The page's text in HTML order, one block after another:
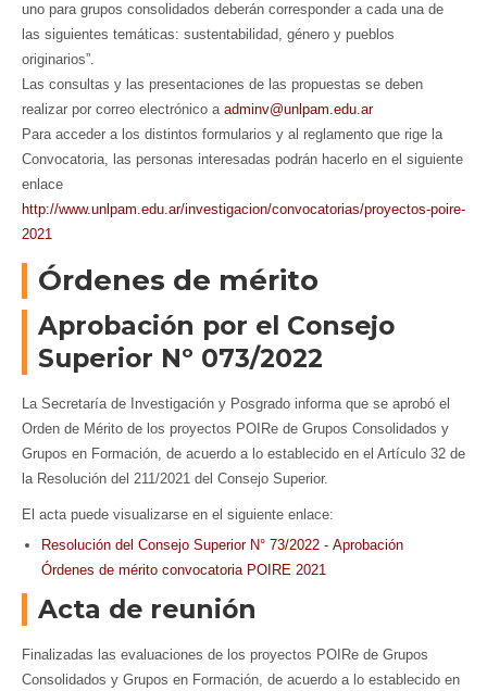
uno para grupos consolidados deberán corresponder a cada una de
las siguientes temáticas: sustentabilidad, género y pueblos
originarios”.
Las consultas y las presentaciones de las propuestas se deben
realizar por correo electrónico a adminv@unlpam.edu.ar
Para acceder a los distintos formularios y al reglamento que rige la
Convocatoria, las personas interesadas podrán hacerlo en el siguiente
enlace
http://www.unlpam.edu.ar/investigacion/convocatorias/proyectos-poire-
2021
Órdenes de mérito
Aprobación por el Consejo
Superior Nº 073/2022
La Secretaría de Investigación y Posgrado informa que se aprobó el
Orden de Mérito de los proyectos POIRe de Grupos Consolidados y
Grupos en Formación, de acuerdo a lo establecido en el Artículo 32 de
la Resolución del 211/2021 del Consejo Superior.
El acta puede visualizarse en el siguiente enlace:
Resolución del Consejo Superior N° 73/2022 - Aprobación
Órdenes de mérito convocatoria POIRE 2021
Acta de reunión
Finalizadas las evaluaciones de los proyectos POIRe de Grupos
Consolidados y Grupos en Formación, de acuerdo a lo establecido en